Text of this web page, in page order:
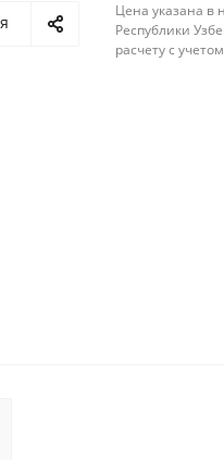
Цена указана в
Республики
расчету с